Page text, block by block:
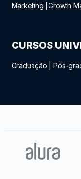
Marketing
Growth
CURSOS
Graduação Pós-